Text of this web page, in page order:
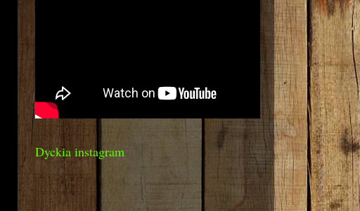
Dyckia instagram